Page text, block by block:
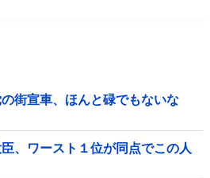
の街宣車、ほんと碌でもないな
、ワースト１位が同点でこの人